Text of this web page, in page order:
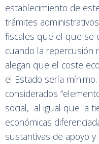
establecimiento de
trámites
fiscales que el que se
cuando la repercusión
alegan que el coste
el Estado sería
considerados
social, al igual que la
económicas
sustantivas de apoyo